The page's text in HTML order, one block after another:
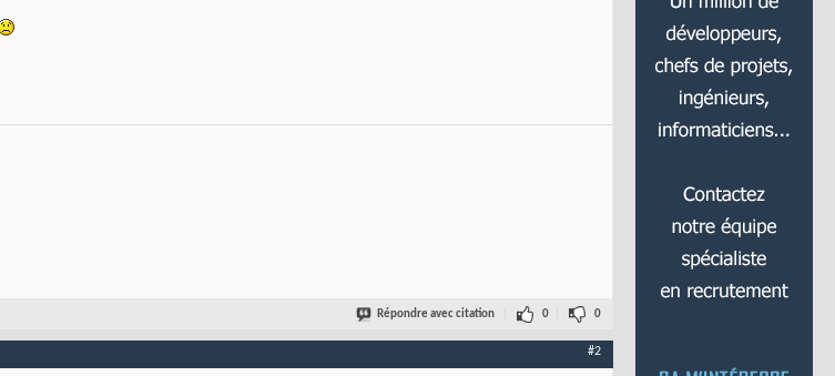
Répondre avec citation 0 0
#2